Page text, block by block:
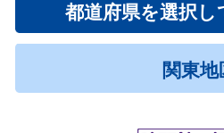
都道府県を選択し
関東地